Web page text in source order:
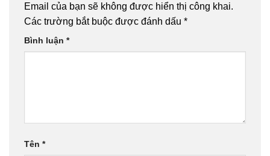
Email của bạn sẽ không được hiển thị công khai.
Các trường bắt buộc được đánh dấu *
Bình luận *
Tên *